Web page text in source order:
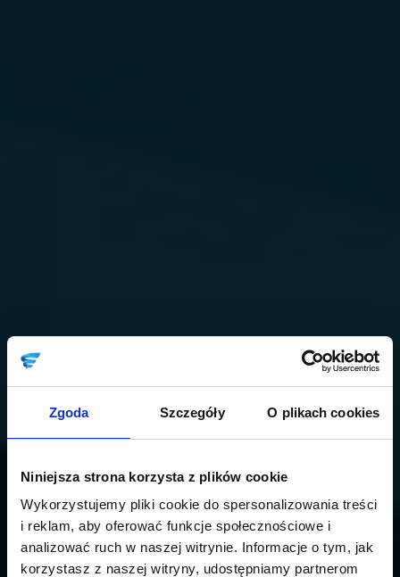
Zgoda Szczegóły O plikach cookies
Niniejsza strona korzysta z plików cookie
Wykorzystujemy pliki cookie do spersonalizowania treści
i reklam, aby oferować funkcje społecznościowe i
analizować ruch w naszej witrynie. Informacje o tym, jak
korzystasz z naszej witryny, udostępniamy partnerom